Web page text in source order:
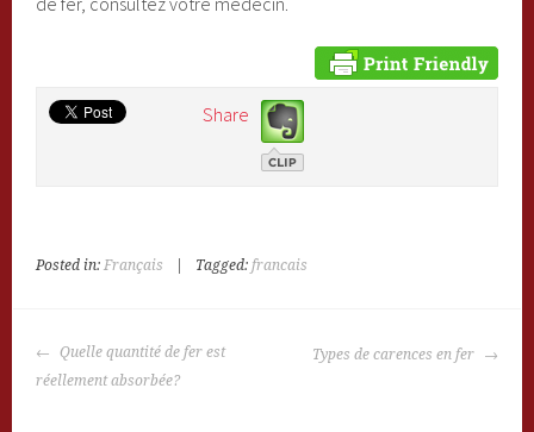
Share
Posted in:Français Tagged:francais
POST
NAVIGATION
Quelle quantité de fer est
réellement absorbée?
Types de carences en fer